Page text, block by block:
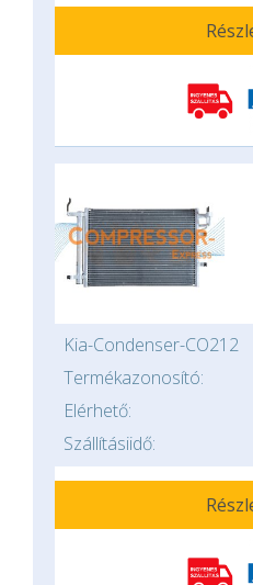
Kia-Condenser-CO212
Termékazonosító:
Elérhető:
Szállításiidő: